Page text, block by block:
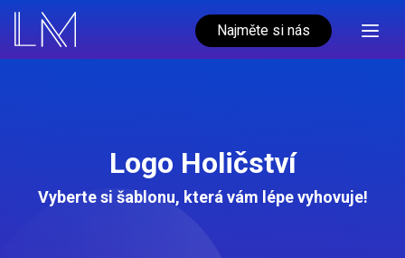
Najměte si nás
Logo Holičství
Vyberte si šablonu, která vám lépe vyhovuje!